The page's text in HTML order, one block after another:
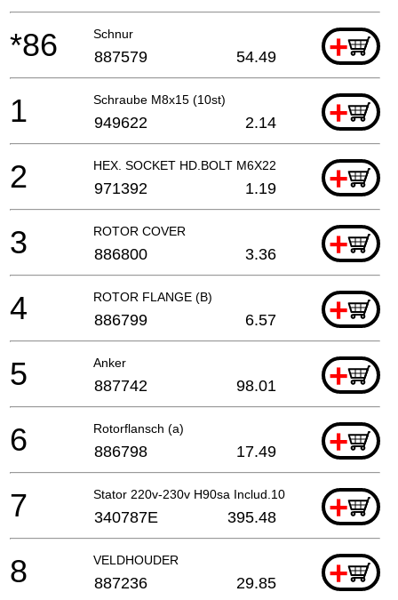
Schnur +
*86 887579 54.49
Schraube M8x15 (10st) +
1 949622 2.14
HEX. SOCKET HD.BOLT M6X22 +
2 971392 1.19
ROTOR COVER +
3 886800 3.36
ROTOR FLANGE (B) +
4 886799 6.57
Anker +
5 887742 98.01
Rotorflansch (a) +
6 886798 17.49
Stator 220v-230v H90sa Includ.103 Für Nzl,saf
+
7 340787E 395.48
VELDHOUDER +
8 887236 29.85